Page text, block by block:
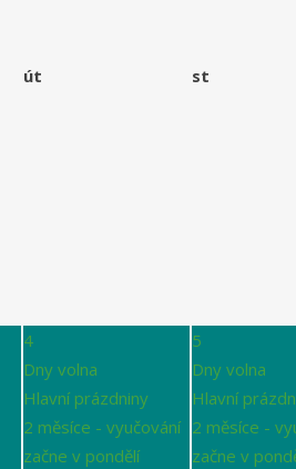
út st
4
Dny volna
Hlavní prázdniny
2 měsíce - vyučování
začne v pondělí
5
Dny volna
Hlavní
2 měsíce -
začne v